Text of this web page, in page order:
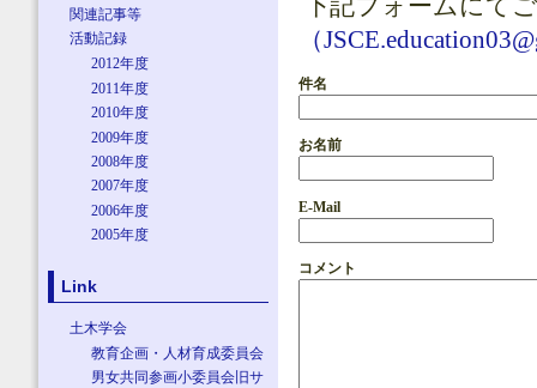
関連記事等
活動記録
2012年度
2011年度
2010年度
2009年度
2008年度
2007年度
2006年度
2005年度
Link
土木学会
教育企画・人材育成委員会
男女共同参画小委員会旧サ
下記フォームにて
（
件名
お名前
E-Mail
コメント